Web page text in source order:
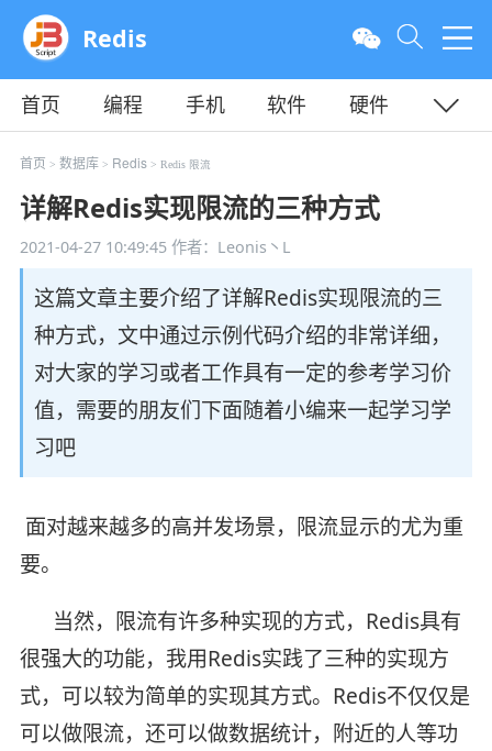
Redis
首页 编程 手机 软件
硬件
教程
平面 服务器
首页 > 数据库> Redis> Redis 限流
详解Redis实现限流的三种方式
2021-04-27 10:49:45作者：Leonis丶L
这篇文章主要介绍了详解Redis实现限流的三
种方式，文中通过示例代码介绍的非常详细，
对大家的学习或者工作具有一定的参考学习价
值，需要的朋友们下面随着小编来一起学习学
习吧
面对越来越多的高并发场景，限流显示的尤为重
要。
当然，限流有许多种实现的方式，Redis具有
很强大的功能，我用Redis实践了三种的实现方
式，可以较为简单的实现其方式。Redis不仅仅是
可以做限流，还可以做数据统计，附近的人等功